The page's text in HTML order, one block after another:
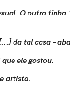
O outro
da tal casa –
ele gostou.
artista.